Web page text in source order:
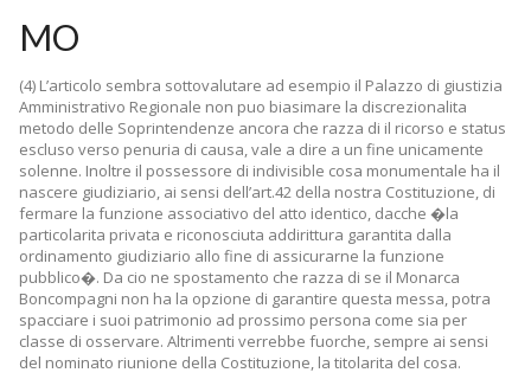
MO
(4) L’articolo sembra sottovalutare ad esempio il Palazzo di giustizia
Amministrativo Regionale non puo biasimare la discrezionalita
metodo delle Soprintendenze ancora che razza di il ricorso e status
escluso verso penuria di causa, vale a dire a un fine unicamente
solenne. Inoltre il possessore di indivisible cosa monumentale ha il
nascere giudiziario, ai sensi dell’art.42 della nostra Costituzione, di
fermare la funzione associativo del atto identico, dacche �la
particolarita privata e riconosciuta addirittura garantita dalla
ordinamento giudiziario allo fine di assicurarne la funzione
pubblico�. Da cio ne spostamento che razza di se il Monarca
Boncompagni non ha la opzione di garantire questa messa, potra
spacciare i suoi patrimonio ad prossimo persona come sia per
classe di osservare. Altrimenti verrebbe fuorche, sempre ai sensi
del nominato riunione della Costituzione, la titolarita del cosa.